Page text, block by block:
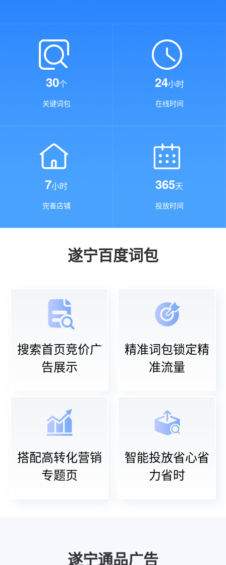
30个
关键词包
24小时
在线时间
7小时
完善店铺
365天
投放时间
遂宁百度词包
搜索首页竞价广
告展示
精准词包锁定精
准流量
搭配高转化营销
专题页
智能投放省心省
力省时
遂宁通品广告